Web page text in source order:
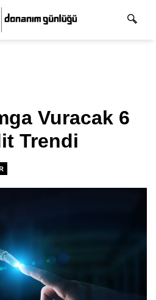
Vuracak 6
Trendi